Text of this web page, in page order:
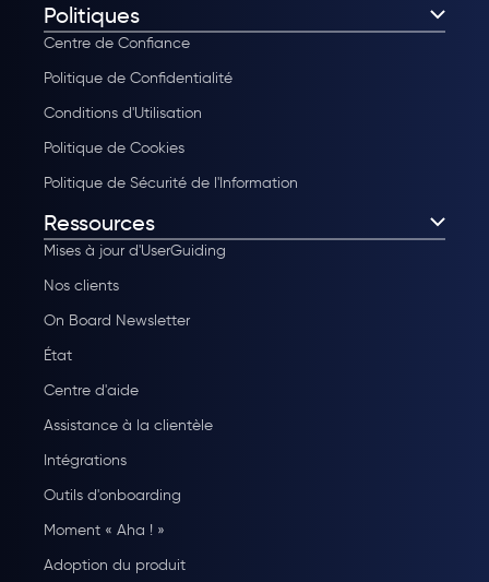
Politiques
Centre de Confiance
Politique de Confidentialité
Conditions d'Utilisation
Politique de Cookies
Politique de Sécurité de l'Information
Ressources
Mises à jour d'UserGuiding
Nos clients
On Board Newsletter
État
Centre d'aide
Assistance à la clientèle
Intégrations
Outils d'onboarding
Moment « Aha ! »
Adoption du produit